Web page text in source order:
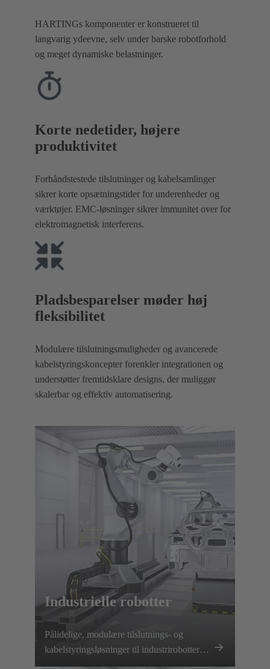
HARTINGs komponenter er konstrueret til
langvarig ydeevne, selv under barske robotforhold
og meget dynamiske belastninger.
Korte nedetider, højere
produktivitet
Forhåndstestede tilslutninger og kabelsamlinger
sikrer korte opsætningstider for underenheder og
værktøjer. EMC-løsninger sikrer immunitet over for
elektromagnetisk interferens.
Pladsbesparelser møder høj
fleksibilitet
Modulære tilslutningsmuligheder og avancerede
kabelstyringskoncepter forenkler integrationen og
understøtter fremtidsklare designs, der muliggør
skalerbar og effektiv automatisering.
Industrielle robotter
Pålidelige, modulære tilslutnings- og
kabelstyringsløsninger til industrirobotter
sikrer sikker strøm- og datatransmission,